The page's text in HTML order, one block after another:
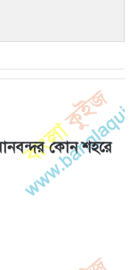
কোন শহরে